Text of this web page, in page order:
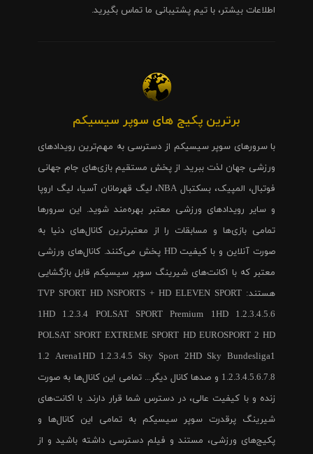
اطلاعات بیشتر، با تیم پشتیبانی ما تماس بگیرید.
برترین پکیج های سوپر سیسیکم
با سرورهای سوپر سیسیکم از دسترسی به مهم‌ترین رویدادهای
ورزشی جهان لذت ببرید. از پخش مستقیم بازی‌های جام جهانی
فوتبال، المپیک، بسکتبال NBA، لیگ قهرمانان آسیا، لیگ اروپا
و سایر رویدادهای ورزشی معتبر بهره‌مند شوید. این سرورها
تمامی بازی‌ها و مسابقات را از معتبرترین کانال‌های دنیا به
صورت آنلاین و با کیفیت HD پخش می‌کنند. کانال‌های ورزشی
معتبر که با اکانت‌های شیرینگ سوپر سیسیکم قابل بازگشایی
هستند: TVP SPORT HD NSPORTS + HD ELEVEN SPORT
1HD 1.2.3.4 POLSAT SPORT Premium 1HD 1.2.3.4.5.6
POLSAT SPORT EXTREME SPORT HD EUROSPORT 2 HD
1.2 Arena1HD 1.2.3.4.5 Sky Sport 2HD Sky Bundesliga1
1.2.3.4.5.6.7.8 و صدها کانال دیگر... تمامی این کانال‌ها به صورت
زنده و با کیفیت عالی، در دسترس شما قرار دارند. با اکانت‌های
شیرینگ پرقدرت سوپر سیسیکم به تمامی این کانال‌ها و
پکیج‌های ورزشی، مستند و فیلم دسترسی داشته باشید و از